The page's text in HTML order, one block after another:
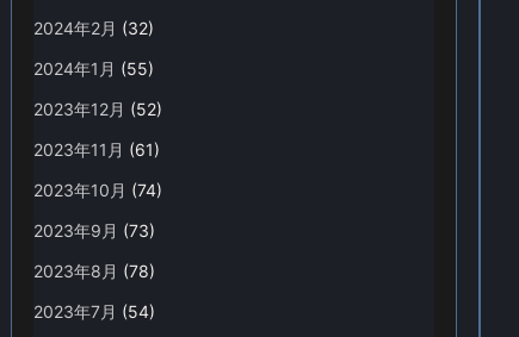
2024年2月 (32)
2024年1月 (55)
2023年12月 (52)
2023年11月 (61)
2023年10月 (74)
2023年9月 (73)
2023年8月 (78)
2023年7月 (54)